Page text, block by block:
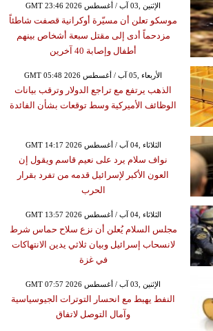
GMT 23:46 2026 الإثنين ,03 آب / أغسطس
موسكو تعلن أن مسيّرة أوكرانية قصفت شاطئاً
مزدحماً أدى إلى مقتل سبعة أشخاص بينهم
أطفال وإصابة 40 آخرين
GMT 05:48 2026 الأربعاء ,05 آب / أغسطس
الذهب يرتفع مع تراجع الدولار وترقب بيانات
الوظائف الأميركية وسط توقعات بشأن الفائدة
GMT 14:17 2026 الثلاثاء ,04 آب / أغسطس
نواف سلام يرد على نعيم قاسم ويقول إن
العون الأكبر لإسرائيل قدمه من تفرد بقرار
الحرب
GMT 13:57 2026 الثلاثاء ,04 آب / أغسطس
مجلس السلام يُعلن أن نزع سلاح حماس شرط
لانسحاب إسرائيل وبيان ثلاثي يدين الانتهاكات
في غزة
GMT 07:57 2026 الإثنين ,03 آب / أغسطس
النفط يهبط مع انحسار التوترات الجيوسياسية
وآمال التوصل لاتفاق